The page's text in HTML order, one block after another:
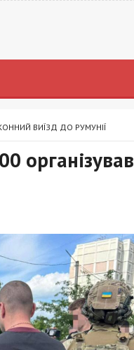
ВИЇЗД ДО РУМУНІЇ
організував